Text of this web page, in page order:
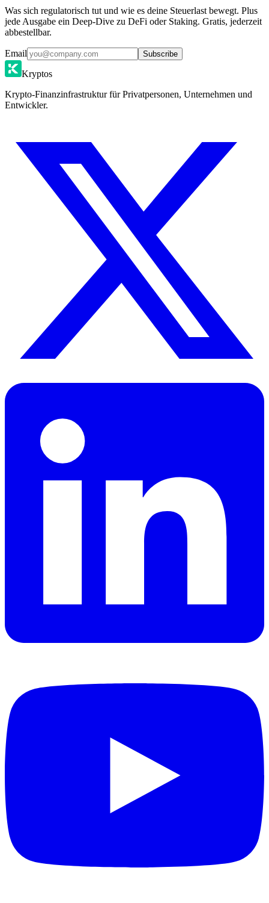
Was sich regulatorisch tut und wie es deine Steuerlast bewegt. Plus
jede Ausgabe ein Deep-Dive zu DeFi oder Staking. Gratis, jederzeit
abbestellbar.
Email Subscribe
Kryptos
Krypto-Finanzinfrastruktur für Privatpersonen, Unternehmen und
Entwickler.